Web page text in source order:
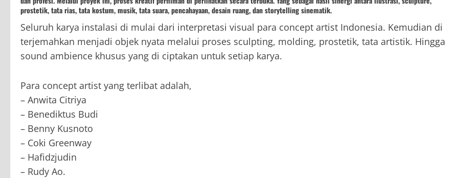
prostetik, tata rias, tata kostum, musik, tata suara, pencahayaan, desain ruang, dan storytelling sinematik.
Seluruh karya instalasi di mulai dari interpretasi visual para concept artist Indonesia. Kemudian di
terjemahkan menjadi objek nyata melalui proses sculpting, molding, prostetik, tata artistik. Hingga
sound ambience khusus yang di ciptakan untuk setiap karya.
Para concept artist yang terlibat adalah,
– Anwita Citriya
– Benediktus Budi
– Benny Kusnoto
– Coki Greenway
– Hafidzjudin
– Rudy Ao.